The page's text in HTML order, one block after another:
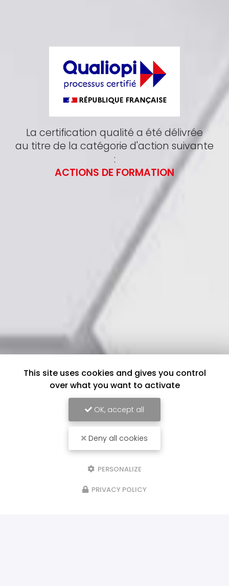
La certification qualité a été délivrée
au titre de la catégorie d'action suivante
:
ACTIONS DE FORMATION
This site uses cookies and gives you control
over what you want to activate
OK, accept all
Deny all cookies
PERSONALIZE
PRIVACY POLICY